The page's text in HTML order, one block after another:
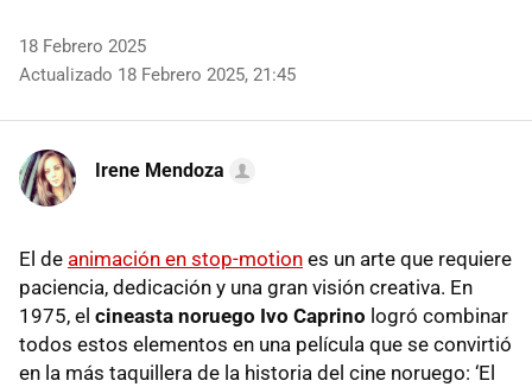
18 Febrero 2025
Actualizado 18 Febrero 2025, 21:45
Irene Mendoza
El de animación en stop-motion es un arte que requiere
paciencia, dedicación y una gran visión creativa. En
1975, el cineasta noruego Ivo Caprino logró combinar
todos estos elementos en una película que se convirtió
en la más taquillera de la historia del cine noruego: ‘El